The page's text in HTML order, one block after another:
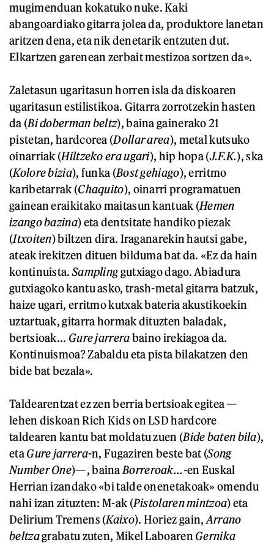
mugimenduan kokatuko nuke. Kaki
abangoardiako gitarra jolea da, produktore lanetan
aritzen dena, eta nik denetarik entzuten dut.
Elkartzen garenean zerbait mestizoa sortzen da».
Zaletasun ugaritasun horren isla da diskoaren
ugaritasun estilistikoa. Gitarra zorrotzekin hasten
da (Bi doberman beltz), baina gainerako 21
pistetan, hardcorea (Dollar area), metal kutsuko
oinarriak (Hiltzeko era ugari), hip hopa (J.F.K.), ska
(Kolore bizia), funka (Bost gehiago), erritmo
karibetarrak (Chaquito), oinarri programatuen
gainean eraikitako maitasun kantuak (Hemen
izango bazina) eta dentsitate handiko piezak
(Itxoiten) biltzen dira. Iraganarekin hautsi gabe,
ateak irekitzen dituen bilduma bat da. «Ez da hain
kontinuista.Samplinggutxiago dago. Abiadura
gutxiagoko kantu asko, trash-metal gitarra batzuk,
haize ugari, erritmo kutxak bateria akustikoekin
uztartuak, gitarra hormak dituzten baladak,
bertsioak... Gure jarrerabaino irekiagoa da.
Kontinuismoa? Zabaldu eta pista bilakatzen den
bide bat bezala».
Taldearentzat ez zen berria bertsioak egitea —
lehen diskoan Rich Kids on LSD hardcore
taldearen kantu bat moldatu zuen (Bide baten bila),
etaGure jarrera-n, Fugaziren beste bat (Song
Number One)—, baina Borreroak...-en Euskal
Herrian izandako «bi talde onenetakoak» omendu
nahi izan zituzten: M-ak (Pistolaren mintzoa) eta
Delirium Tremens (Kaixo). Horiez gain, Arrano
beltzagrabatu zuten, Mikel Laboaren Gernika